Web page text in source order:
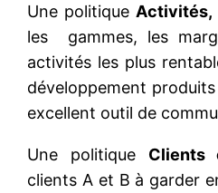
Une politique Activités,
les gammes, les
activités les plus
développement
excellent outil de
Une politique Clients
clients A et B à garder